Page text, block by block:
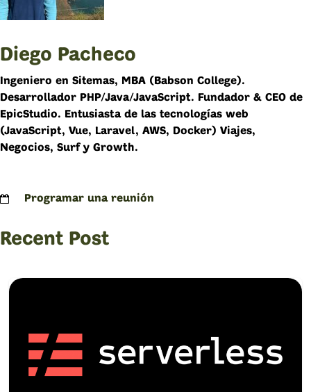
Diego Pacheco
Ingeniero en Sitemas, MBA (Babson College).
Desarrollador PHP/Java/JavaScript. Fundador & CEO de
EpicStudio. Entusiasta de las tecnologías web
(JavaScript, Vue, Laravel, AWS, Docker) Viajes,
Negocios, Surf y Growth.
Programar una reunión
Recent Post